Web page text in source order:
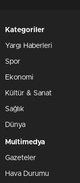
Kategoriler
Yargı Haberleri
Spor
Ekonomi
Kültür & Sanat
Sağlık
Dünya
Multimedya
Gazeteler
Hava Durumu